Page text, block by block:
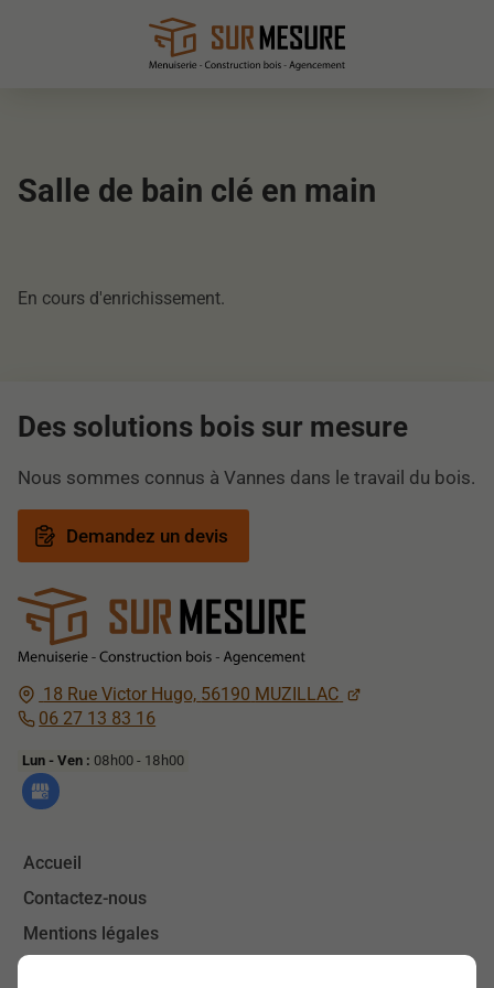
Salle de bain clé en main
En cours d'enrichissement.
18 Rue Victor Hugo, 56190 MUZILLAC
06 27 13 83 16
Lun - Ven : 08h00 - 18h00
Accueil
Contactez-nous
Mentions légales
Des solutions bois sur mesure
Nous sommes connus à Vannes dans le travail du bois.
Demandez un devis